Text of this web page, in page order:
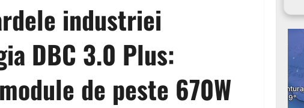
industriei
DBC 3.0 Plus:
de peste 670W